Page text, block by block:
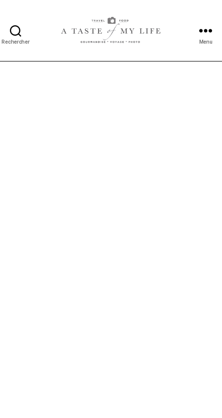
Rechercher
taste
Menu